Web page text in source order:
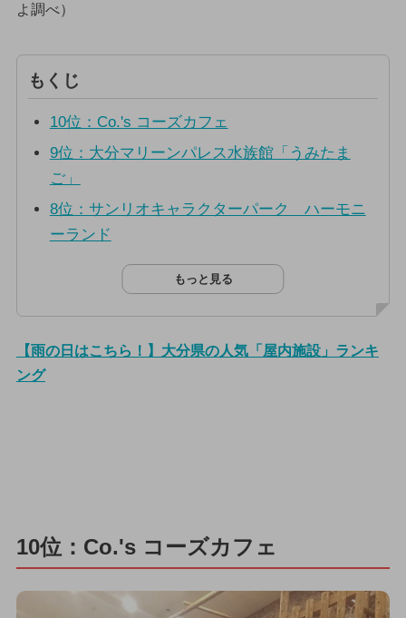
よ調べ）
もくじ
10位：Co.'s コーズカフェ
9位：大分マリーンパレス水族館「うみたま
ご」
8位：サンリオキャラクターパーク ハーモニ
ーランド
もっと見る
【雨の日はこちら！】大分県の人気「屋内施設」ランキ
ング
10位：Co.'s コーズカフェ